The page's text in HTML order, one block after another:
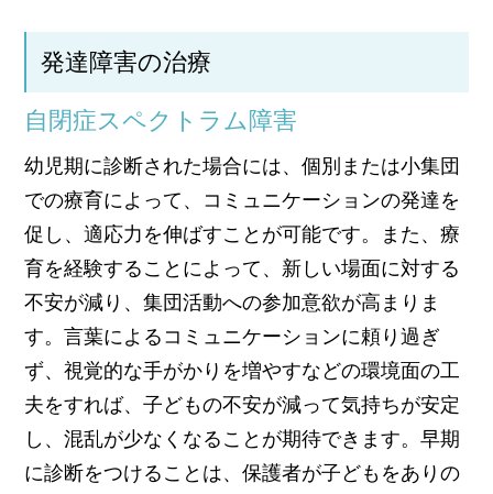
発達障害の治療
自閉症スペクトラム障害
幼児期に診断された場合には、個別または小集団
での療育によって、コミュニケーションの発達を
促し、適応力を伸ばすことが可能です。また、療
育を経験することによって、新しい場面に対する
不安が減り、集団活動への参加意欲が高まりま
す。言葉によるコミュニケーションに頼り過ぎ
ず、視覚的な手がかりを増やすなどの環境面の工
夫をすれば、子どもの不安が減って気持ちが安定
し、混乱が少なくなることが期待できます。早期
に診断をつけることは、保護者が子どもをありの